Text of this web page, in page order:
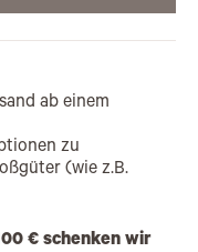
ab einem
zu
(wie z.B.
€ schenken wir